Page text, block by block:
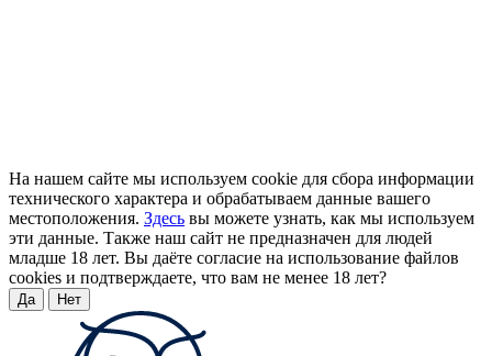
На нашем сайте мы используем cookie для сбора информации
технического характера и обрабатываем данные вашего
местоположения. Здесь вы можете узнать, как мы используем
эти данные. Также наш сайт не предназначен для людей
младше 18 лет. Вы даёте согласие на использование файлов
cookies и подтверждаете, что вам не менее 18 лет?
Да Нет